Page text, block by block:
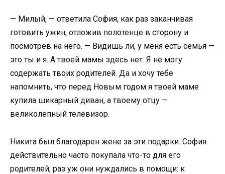
— Милый, — ответила София, как раз заканчивая
готовить ужин, отложив полотенце в сторону и
посмотрев на него. — Видишь ли, у меня есть семья —
это ты и я. А твоей мамы здесь нет. Я не могу
содержать твоих родителей. Да и хочу тебе
напомнить, что перед Новым годом я твоей маме
купила шикарный диван, а твоему отцу —
великолепный телевизор.
Никита был благодарен жене за эти подарки. София
действительно часто покупала что-то для его
родителей, раз уж они нуждались в помощи: к